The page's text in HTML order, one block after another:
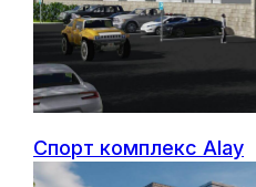
Спорт комплекс Alay